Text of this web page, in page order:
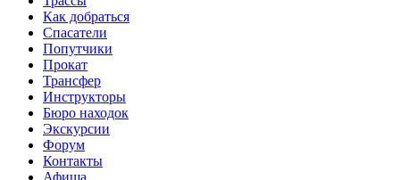
Как добраться
Спасатели
Попутчики
Прокат
Трансфер
Инструкторы
Бюро находок
Экскурсии
Форум
Контакты
Афиша